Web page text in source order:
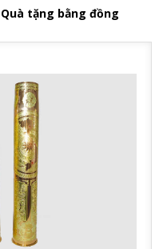
Quà tặng bằng đồng